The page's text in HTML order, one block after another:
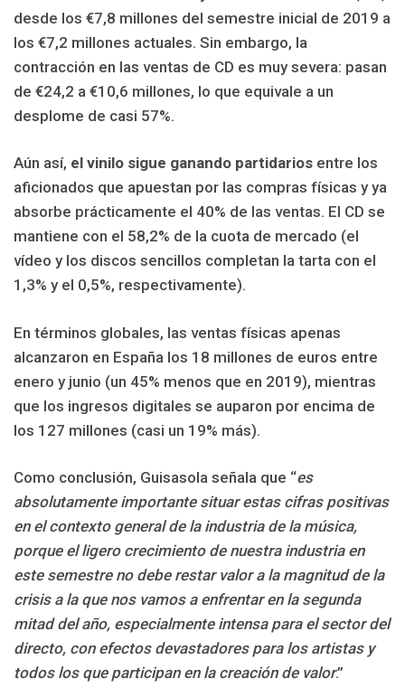
desde los €7,8 millones del semestre inicial de 2019 a
los €7,2 millones actuales. Sin embargo, la
contracción en las ventas de CD es muy severa: pasan
de €24,2 a €10,6 millones, lo que equivale a un
desplome de casi 57%.
Aún así, el vinilo sigue ganando partidarios entre los
aficionados que apuestan por las compras físicas y ya
absorbe prácticamente el 40% de las ventas. El CD se
mantiene con el 58,2% de la cuota de mercado (el
vídeo y los discos sencillos completan la tarta con el
1,3% y el 0,5%, respectivamente).
En términos globales, las ventas físicas apenas
alcanzaron en España los 18 millones de euros entre
enero y junio (un 45% menos que en 2019), mientras
que los ingresos digitales se auparon por encima de
los 127 millones (casi un 19% más).
Como conclusión, Guisasola señala que “es
absolutamente importante situar estas cifras positivas
en el contexto general de la industria de la música,
porque el ligero crecimiento de nuestra industria en
este semestre no debe restar valor a la magnitud de la
crisis a la que nos vamos a enfrentar en la segunda
mitad del año, especialmente intensa para el sector del
directo, con efectos devastadores para los artistas y
todos los que participan en la creación de valor.”